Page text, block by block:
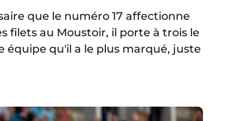
que le numéro 17 affectionne
filets au Moustoir, il porte à trois le
équipe qu'il a le plus marqué, juste